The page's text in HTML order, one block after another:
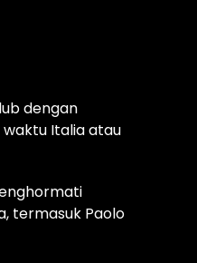
dengan
waktu Italia atau
termasuk Paolo